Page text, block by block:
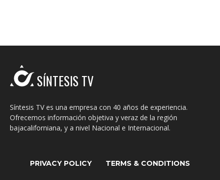
SÍNTESIS TV
Síntesis TV es una empresa con 40 años de experiencia.
Ofrecemos información objetiva y veraz de la región
bajacaliforniana, y a nivel Nacional e Internacional.
PRIVACY POLICY TERMS & CONDITIONS